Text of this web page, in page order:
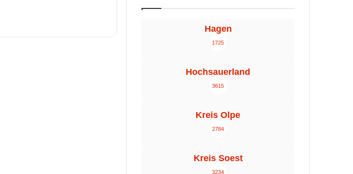
Hagen
1725
Hochsauerland
3615
Kreis Olpe
2784
Kreis Soest
3234